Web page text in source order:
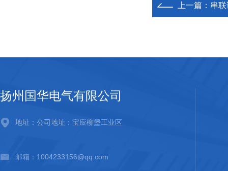
上一篇： 串
扬州国华电气有限公司
地址：公司地址：宝应柳堡工业区
邮箱：1004233156@qq.com